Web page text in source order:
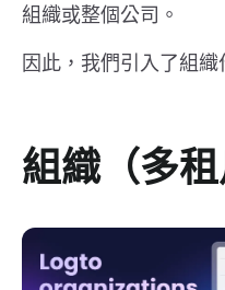
組織或整個公司。
因此，我們引入了組
組織（多租